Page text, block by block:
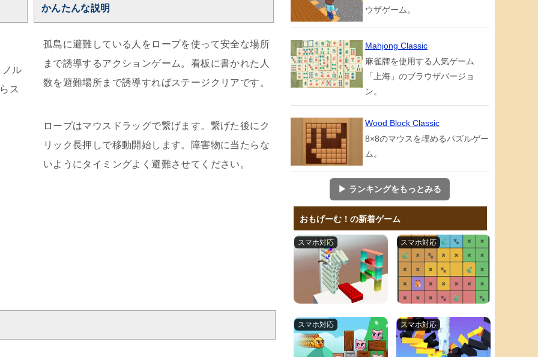
ノル
ス
かんたんな説明
孤島に避難している人をロープを使って安全な場所
まで誘導するアクションゲーム。看板に書かれた人
数を避難場所まで誘導すればステージクリアです。
ロープはマウスドラッグで繋げます。繋げた後にク
リック長押しで移動開始します。障害物に当たらな
いようにタイミングよく避難させてください。
ウザゲーム。
Mahjong Classic
麻雀牌を使用する人気ゲーム
「上海」のブラウザバージョ
ン。
Wood Block Classic
8×8のマウスを埋めるパズルゲー
ム。
▶ ランキングをもっとみる
おもげーむ！の新着ゲーム